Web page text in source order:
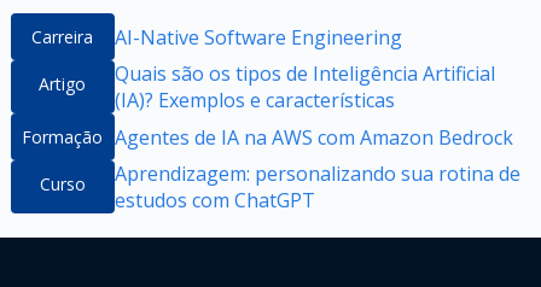
Carreira AI-Native Software Engineering
Artigo
Quais são os tipos de Inteligência Artificial
(IA)? Exemplos e características
Formação Agentes de IA na AWS com Amazon Bedrock
Curso
Aprendizagem: personalizando sua rotina de
estudos com ChatGPT